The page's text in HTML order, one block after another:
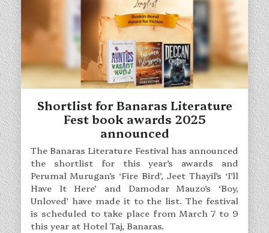
Shortlist for Banaras Literature
Fest book awards 2025
announced
The Banaras Literature Festival has announced
the shortlist for this year’s awards and
Perumal Murugan’s ‘Fire Bird’, Jeet Thayil’s ‘I’ll
Have It Here’ and Damodar Mauzo’s ‘Boy,
Unloved’ have made it to the list. The festival
is scheduled to take place from March 7 to 9
this year at Hotel Taj, Banaras.